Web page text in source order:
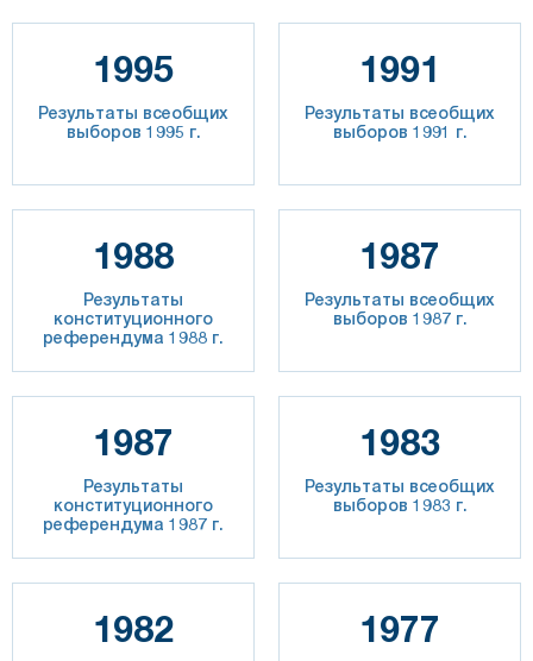
1995
Результаты всеобщих
выборов 1995 г.
1991
Результаты всеобщих
выборов 1991 г.
1988
Результаты
конституционного
референдума 1988 г.
1987
Результаты всеобщих
выборов 1987 г.
1987
Результаты
конституционного
референдума 1987 г.
1983
Результаты всеобщих
выборов 1983 г.
1982 1977